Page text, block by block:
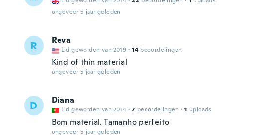
ongeveer 5 jaar geleden
R Reva
Lid geworden van 2019 · 14 beoordelingen
Kind of thin material
ongeveer 5 jaar geleden
D Diana
Lid geworden van 2014 · 7 beoordelingen · 1 uploads
Bom material. Tamanho perfeito
ongeveer 5 jaar geleden